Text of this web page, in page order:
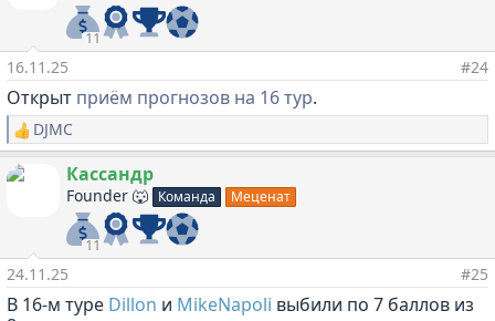
:
11
16.11.25 #24
Открыт приём прогнозов на 16 тур.
Р
е
а
:
DJMC
Кассандр
Founder 🐺 Команда Меценат
11
24.11.25 #25
В 16-м туре Dillon и MikeNapoli выбили по 7 баллов из